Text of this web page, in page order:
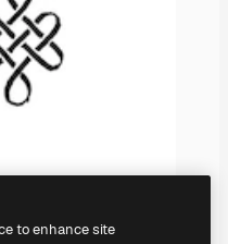
to enhance site